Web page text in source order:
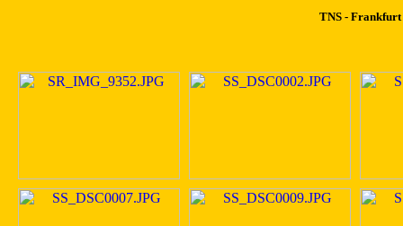
TNS - Frankfurt